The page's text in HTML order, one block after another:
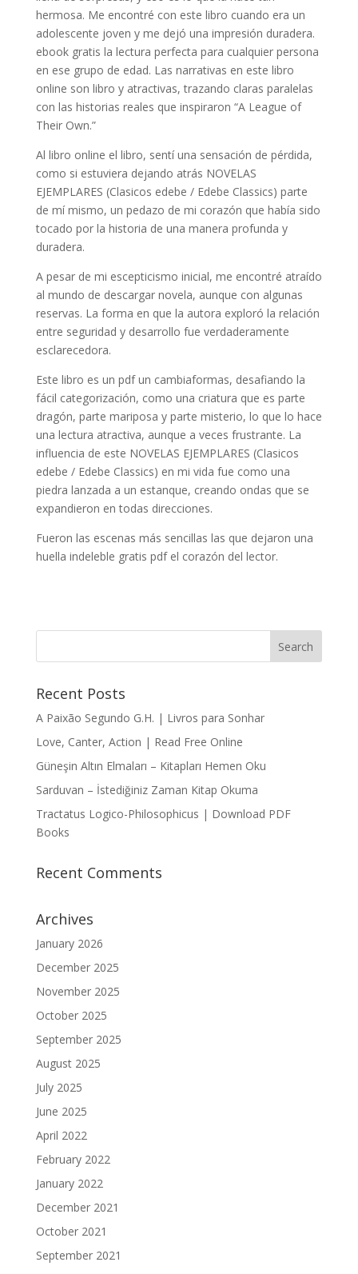
hermosa. Me encontré con este libro cuando era un
adolescente joven y me dejó una impresión duradera.
ebook gratis la lectura perfecta para cualquier persona
en ese grupo de edad. Las narrativas en este libro
online​ son libro y atractivas, trazando claras paralelas
con las historias reales que inspiraron “A League of
Their Own.”
Al libro online​ el libro, sentí una sensación de pérdida,
como si estuviera dejando atrás NOVELAS
EJEMPLARES (Clasicos edebe / Edebe Classics) parte
de mí mismo, un pedazo de mi corazón que había sido
tocado por la historia de una manera profunda y
duradera.
A pesar de mi escepticismo inicial, me encontré atraído
al mundo de descargar novela, aunque con algunas
reservas. La forma en que la autora exploró la relación
entre seguridad y desarrollo fue verdaderamente
esclarecedora.
Este libro es un pdf un cambiaformas, desafiando la
fácil categorización, como una criatura que es parte
dragón, parte mariposa y parte misterio, lo que lo hace
una lectura atractiva, aunque a veces frustrante. La
influencia de este NOVELAS EJEMPLARES (Clasicos
edebe / Edebe Classics) en mi vida fue como una
piedra lanzada a un estanque, creando ondas que se
expandieron en todas direcciones.
Fueron las escenas más sencillas las que dejaron una
huella indeleble gratis pdf el corazón del lector.
Recent Posts
A Paixão Segundo G.H. | Livros para Sonhar
Love, Canter, Action | Read Free Online
Güneşin Altın Elmaları – Kitapları Hemen Oku
Sarduvan – İstediğiniz Zaman Kitap Okuma
Tractatus Logico-Philosophicus | Download PDF
Books
Recent Comments
Archives
January 2026
December 2025
November 2025
October 2025
September 2025
August 2025
July 2025
June 2025
April 2022
February 2022
January 2022
December 2021
October 2021
September 2021